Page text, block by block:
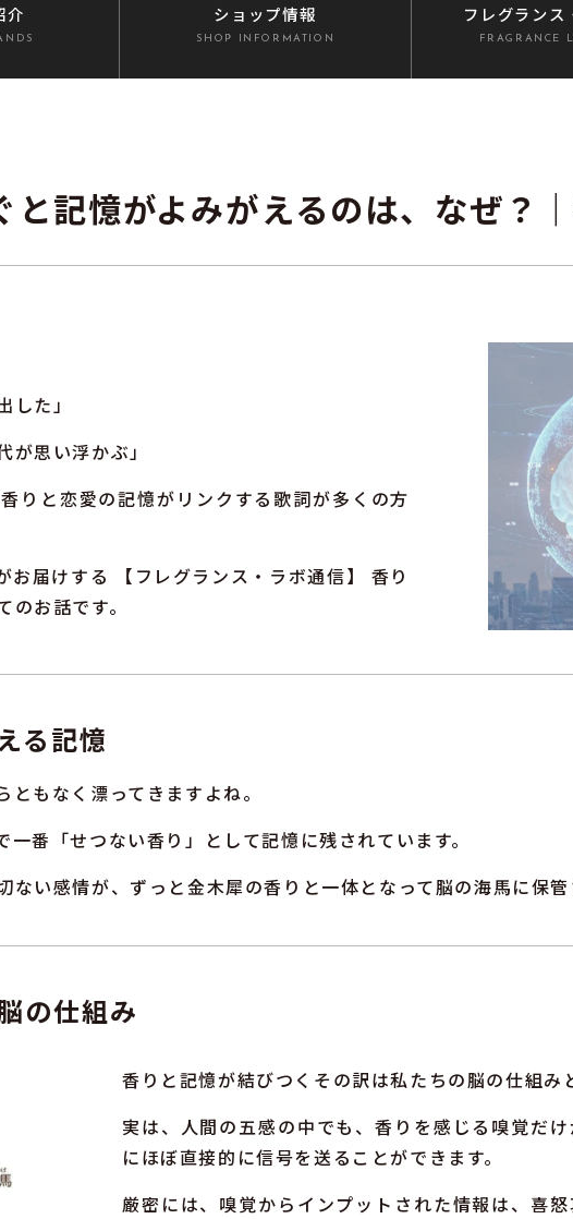
介 ショップ情報
SHOP INFORMATION
フレグランス
FRAGRANCE
記憶がよみがえるのは、なぜ？
た」
が思い浮かぶ」
りと恋愛の記憶がリンクする歌詞が多くの方
届けする 【フレグランス・ラボ通信】 香り
お話です。
る記憶
もなく漂ってきますよね。
番「せつない香り」として記憶に残されています。
い感情が、ずっと金木犀の香りと一体となって脳の海馬に保管
の仕組み
香りと記憶が結びつくその訳は私たちの脳の仕組み
実は、人間の五感の中でも、香りを感じる嗅覚だ
にほぼ直接的に信号を送ることができます。
厳密には、嗅覚からインプットされた情報は、喜